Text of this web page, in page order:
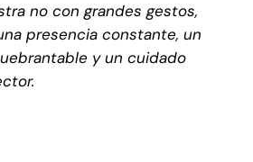
no con grandes gestos,
presencia constante, un
y un cuidado